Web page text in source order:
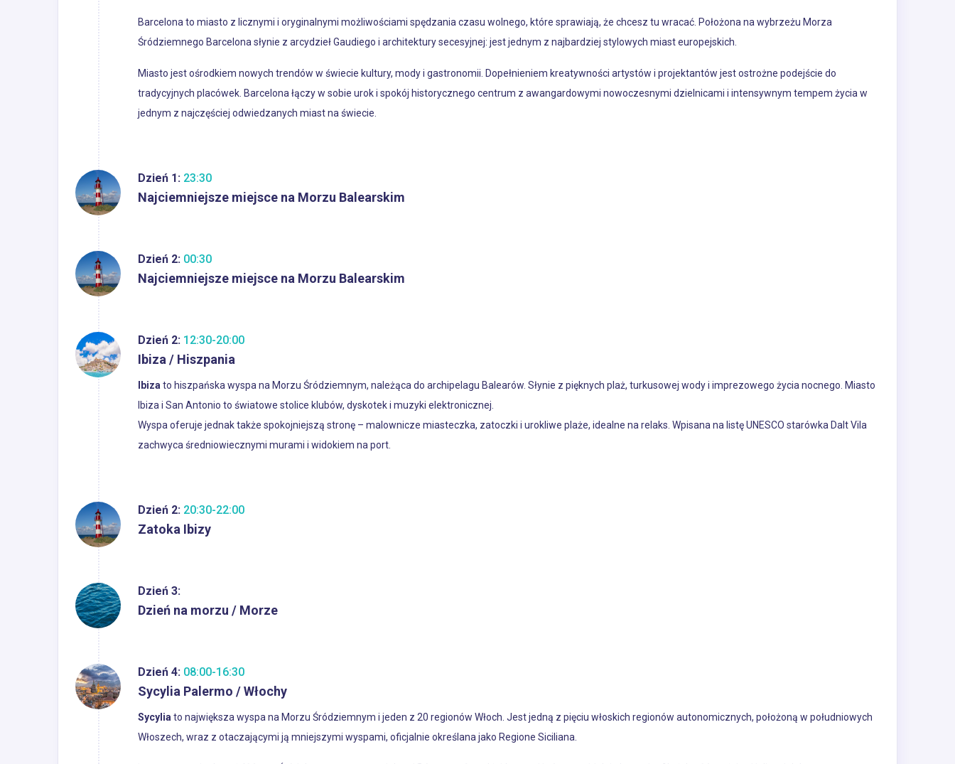
Barcelona to miasto z licznymi i oryginalnymi możliwościami spędzania czasu wolnego, które sprawiają, że chcesz tu wracać. Położona na wybrzeżu Morza
Śródziemnego Barcelona słynie z arcydzieł Gaudiego i architektury secesyjnej: jest jednym z najbardziej stylowych miast europejskich.
Miasto jest ośrodkiem nowych trendów w świecie kultury, mody i gastronomii. Dopełnieniem kreatywności artystów i projektantów jest ostrożne podejście do
tradycyjnych placówek. Barcelona łączy w sobie urok i spokój historycznego centrum z awangardowymi nowoczesnymi dzielnicami i intensywnym tempem życia w
jednym z najczęściej odwiedzanych miast na świecie.
Dzień 1: 23:30
Najciemniejsze miejsce na Morzu Balearskim
Dzień 2: 00:30
Najciemniejsze miejsce na Morzu Balearskim
Dzień 2: 12:30-20:00
Ibiza / Hiszpania
Ibizato hiszpańska wyspa na Morzu Śródziemnym, należąca do archipelagu Balearów. Słynie z pięknych plaż, turkusowej wody i imprezowego życia nocnego. Miasto
Ibiza i San Antonio to światowe stolice klubów, dyskotek i muzyki elektronicznej.
Wyspa oferuje jednak także spokojniejszą stronę – malownicze miasteczka, zatoczki i urokliwe plaże, idealne na relaks. Wpisana na listę UNESCO starówka Dalt Vila
zachwyca średniowiecznymi murami i widokiem na port.
Dzień 2: 20:30-22:00
Zatoka Ibizy
Dzień 3:
Dzień na morzu / Morze
Dzień 4: 08:00-16:30
Sycylia Palermo / Włochy
Sycyliato największa wyspa na Morzu Śródziemnym i jeden z 20 regionów Włoch. Jest jedną z pięciu włoskich regionów autonomicznych, położoną w południowych
Włoszech, wraz z otaczającymi ją mniejszymi wyspami, oficjalnie określana jako Regione Siciliana.